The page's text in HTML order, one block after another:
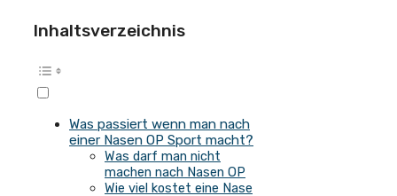
Inhaltsverzeichnis
Was passiert wenn man nach
einer Nasen OP Sport macht?
Was darf man nicht
machen nach Nasen OP
Wie viel kostet eine Nase